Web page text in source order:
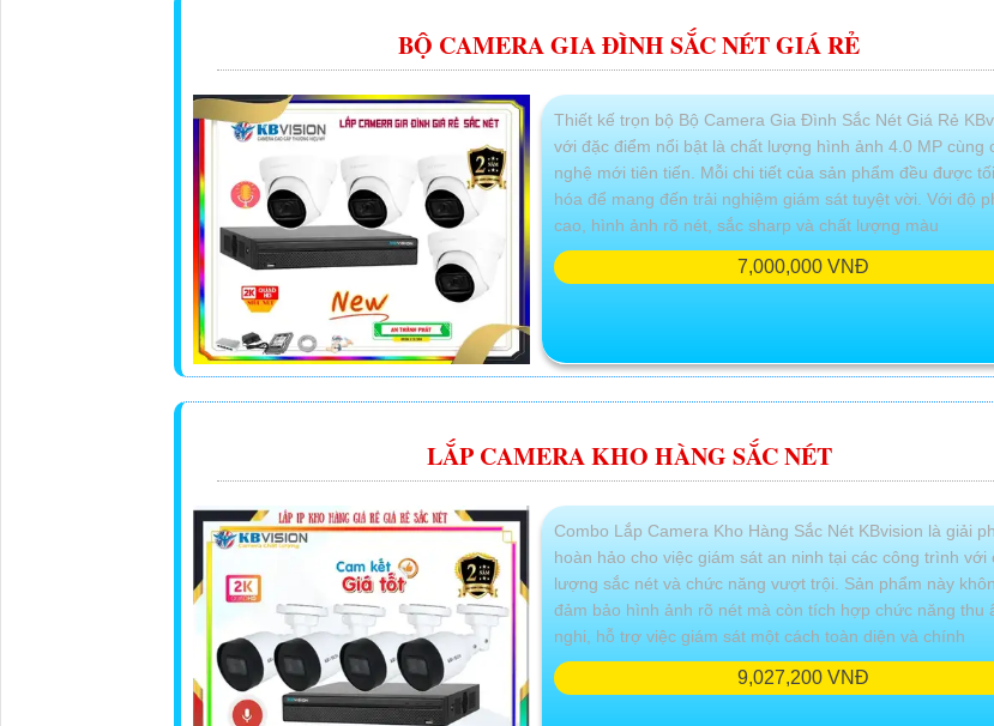
BỘ CAMERA GIA ĐÌNH SẮC NÉT GIÁ RẺ
Thiết kế trọn bộ Bộ Camera Gia Đình Sắc Nét Giá Rẻ
với đặc điểm nổi bật là chất lượng hình ảnh 4.0 MP cùng
nghệ mới tiên tiến. Mỗi chi tiết của sản phẩm đều được
hóa để mang đến trải nghiệm giám sát tuyệt vời. Với độ
cao, hình ảnh rõ nét, sắc sharp và chất lượng màu
7,000,000 VNĐ
LẮP CAMERA KHO HÀNG SẮC NÉT
Combo Lắp Camera Kho Hàng Sắc Nét KBvision là giải
hoàn hảo cho việc giám sát an ninh tại các công trình với
lượng sắc nét và chức năng vượt trội. Sản phẩm này
đảm bảo hình ảnh rõ nét mà còn tích hợp chức năng thu
nghi, hỗ trợ việc giám sát một cách toàn diện và chính
9,027,200 VNĐ